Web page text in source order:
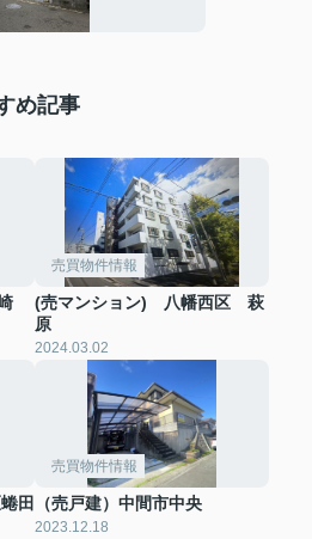
め記事
売買物件情報
(売マンション) 八幡西区 萩
原
2024.03.02
田
売買物件情報
（売戸建）中間市中央
2023.12.18